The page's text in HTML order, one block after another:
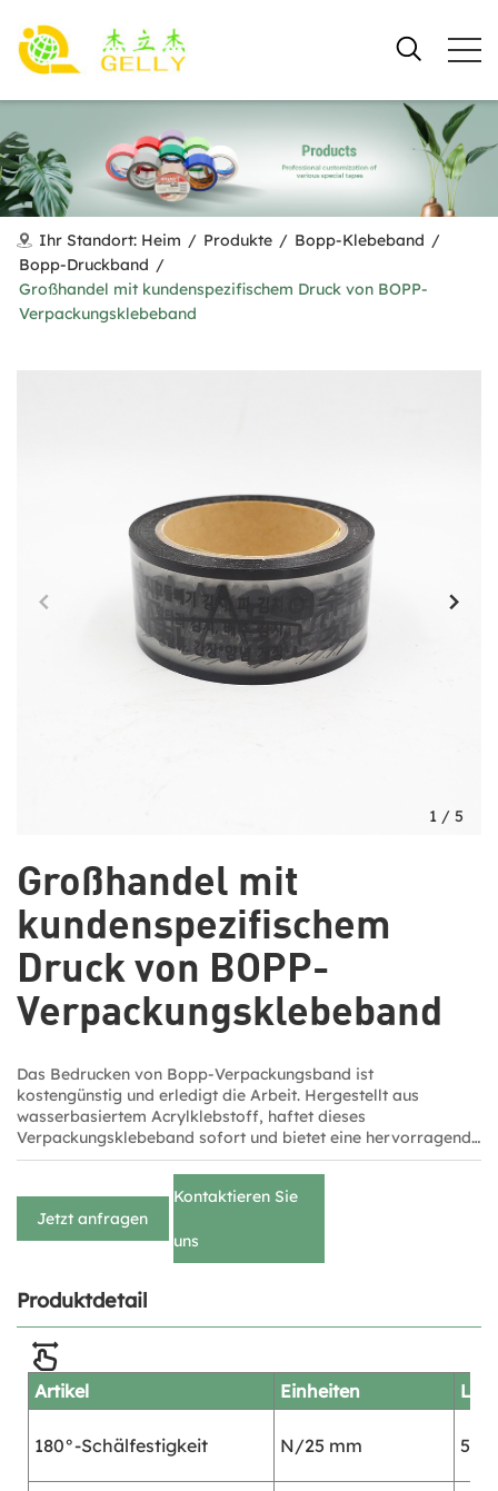
Ihr Standort: Heim / Produkte / Bopp-Klebeband /
Bopp-Druckband /
Großhandel mit kundenspezifischem Druck von BOPP-
Verpackungsklebeband
Großhandel mit
kundenspezifischem
Druck von BOPP-
Verpackungsklebeband
Das Bedrucken von Bopp-Verpackungsband ist
kostengünstig und erledigt die Arbeit. Hergestellt aus
wasserbasiertem Acrylklebstoff, haftet dieses
Verpackungsklebeband sofort und bietet eine hervorragende
Versiegelung. Es gilt als leistungsstarkes Private-Label-
Klebeband für härteste Aufgaben. Die schnelle und einfache
Ablösung ermöglicht ein schnelleres Verschließen.
Jetzt anfragen
Kontaktieren Sie
uns
1 / 5
Produktdetail
Artikel Einheiten
180°-Schälfestigkeit N/25 mm 5.6